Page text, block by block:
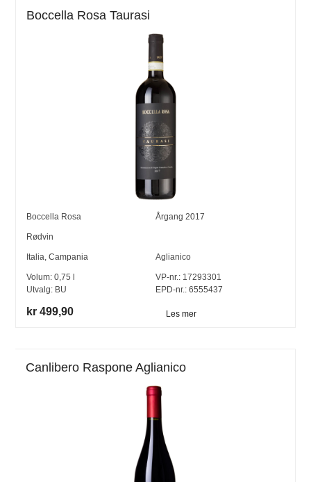
Boccella Rosa Taurasi
Boccella Rosa Årgang 2017
Rødvin
Italia,Campania Aglianico
Volum:0,75
Utvalg: BU
VP-nr.: 17293301
EPD-nr.: 6555437
kr 499,90 Les mer
Canlibero Raspone Aglianico